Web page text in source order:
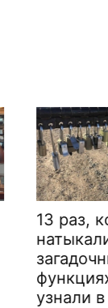
13 раз,
узнали